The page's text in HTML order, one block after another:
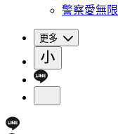
警察愛無限
更多